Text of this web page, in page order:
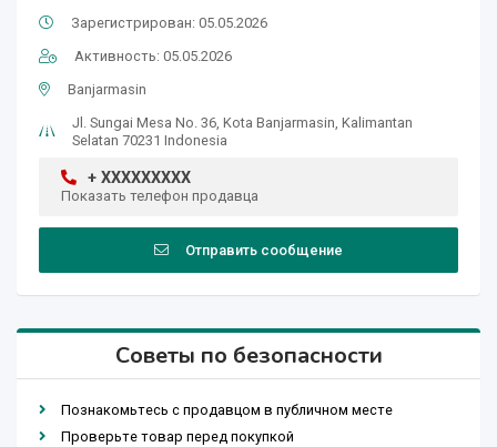
Зарегистрирован: 05.05.2026
Активность: 05.05.2026
Banjarmasin
Jl. Sungai Mesa No. 36, Kota Banjarmasin, Kalimantan
Selatan 70231 Indonesia
+ XXXXXXXXX
Показать телефон продавца
Отправить сообщение
Советы по безопасности
Познакомьтесь с продавцом в публичном месте
Проверьте товар перед покупкой